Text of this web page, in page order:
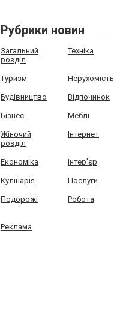
Рубрики новин
Загальний
розділ
Техніка
Туризм Нерухомість
Будівництво Відпочинок
Бізнес Меблі
Жіночий
розділ
Інтернет
Економіка Інтер'єр
Кулінарія Послуги
Подорожі Робота
Реклама